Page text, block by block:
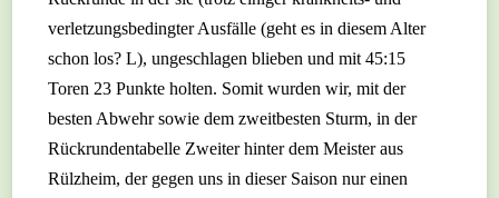
verletzungsbedingter Ausfälle (geht es in diesem Alter
schon los? L), ungeschlagen blieben und mit 45:15
Toren 23 Punkte holten. Somit wurden wir, mit der
besten Abwehr sowie dem zweitbesten Sturm, in der
Rückrundentabelle Zweiter hinter dem Meister aus
Rülzheim, der gegen uns in dieser Saison nur einen